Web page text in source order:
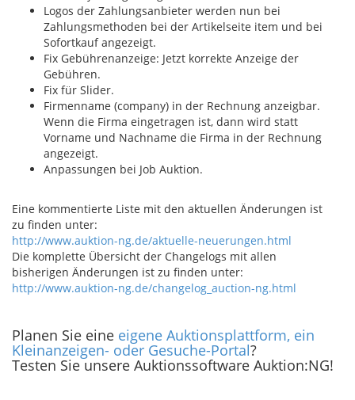
Logos der Zahlungsanbieter werden nun bei
Zahlungsmethoden bei der Artikelseite item und bei
Sofortkauf angezeigt.
Fix Gebührenanzeige: Jetzt korrekte Anzeige der
Gebühren.
Fix für Slider.
Firmenname (company) in der Rechnung anzeigbar.
Wenn die Firma eingetragen ist, dann wird statt
Vorname und Nachname die Firma in der Rechnung
angezeigt.
Anpassungen bei Job Auktion.
Eine kommentierte Liste mit den aktuellen Änderungen ist
zu finden unter:
http://www.auktion-ng.de/aktuelle-neuerungen.html
Die komplette Übersicht der Changelogs mit allen
bisherigen Änderungen ist zu finden unter:
http://www.auktion-ng.de/changelog_auction-ng.html
Planen Sie eine eigene Auktionsplattform, ein
Kleinanzeigen- oder Gesuche-Portal?
Testen Sie unsere Auktionssoftware Auktion:NG!